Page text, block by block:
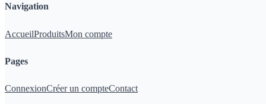
Navigation
AccueilProduitsMon compte
Pages
ConnexionCréer un compteContact